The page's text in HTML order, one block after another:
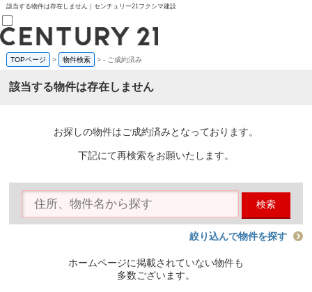
該当する物件は存在しません｜センチュリー21フクシマ建設
売買部
0120-800-844
賃貸部
会員メニュー
物件を探す
購入TOP
条件から探す
住宅ローン控除シミュレータ
TOPページ > 物件検索 >- ご成約済み
該当する物件は存在しません
お探しの物件はご成約済みとなっております。
下記にて再検索をお願いたします。
検索
絞り込んで物件を探す
ホームページに掲載されていない物件も
多数ございます。